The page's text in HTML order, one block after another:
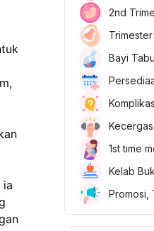
ia
2nd
Trimester
Bayi
1st time
Kelab
Promosi,